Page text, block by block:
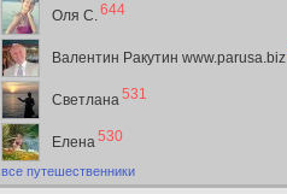
Оля С.644
Валентин Ракутин www.parusa.biz
Светлана531
Елена530
все путешественники